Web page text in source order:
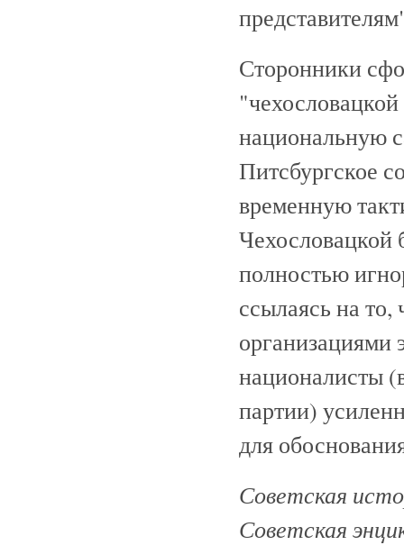
Сторонники
национальную
Питсбургское
временную
Чехословацкой
полностью
ссылаясь на
организациями
националисты
партии)
для
Советская
Советская